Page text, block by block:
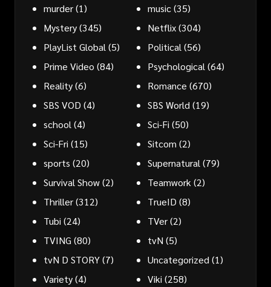
murder(1) music(35)
Mystery(345) Netflix(304)
PlayList Global(5) Political(56)
Prime Video (84) Psychological(64)
Reality(6) Romance (670)
SBS VOD (4) SBS World(19)
school(4) Sci-Fi (50)
Sci-Fri (15) Sitcom (2)
sports (20) Supernatural(79)
Survival Show(2) Teamwork(2)
Thriller(312) TrueID (8)
Tubi (24) TVer(2)
TVING (80) tvN (5)
tvN D STORY(7) Uncategorized(1)
Variety(4) Viki (258)